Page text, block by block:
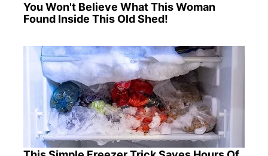
You Won't Believe What This Woman
Found Inside This Old Shed!